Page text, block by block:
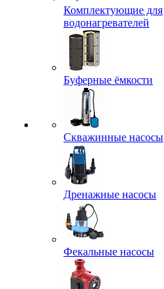
Комплектующие для
водонагревателей
Буферные ёмкости
Скважинные насосы
Дренажные насосы
Фекальные насосы